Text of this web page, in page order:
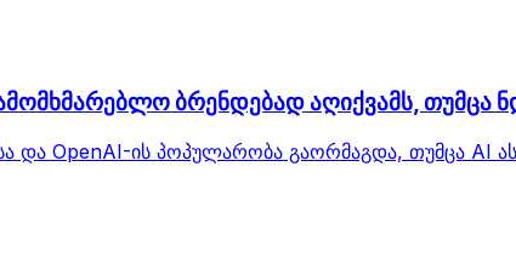
ბრენდებად აღიქვამს,
და OpenAI-ის პოპულარობა გაორმაგდა, თუმცა AI